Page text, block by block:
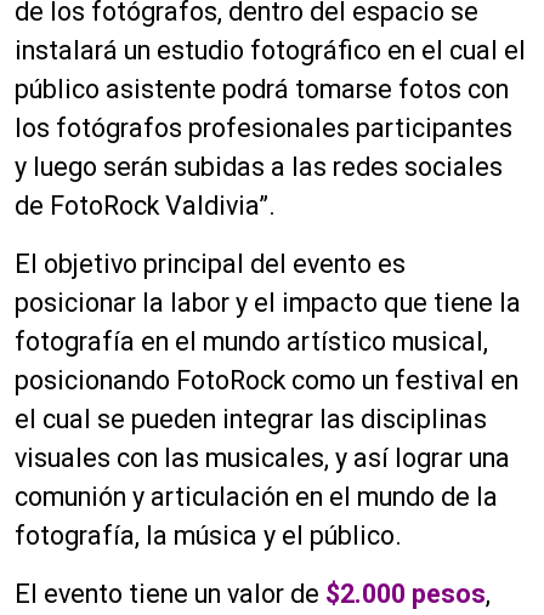
de los fotógrafos, dentro del espacio se
instalará un estudio fotográfico en el cual el
público asistente podrá tomarse fotos con
los fotógrafos profesionales participantes
y luego serán subidas a las redes sociales
de FotoRock Valdivia”.
El objetivo principal del evento es
posicionar la labor y el impacto que tiene la
fotografía en el mundo artístico musical,
posicionando FotoRock como un festival en
el cual se pueden integrar las disciplinas
visuales con las musicales, y así lograr una
comunión y articulación en el mundo de la
fotografía, la música y el público.
El evento tiene un valor de $2.000 pesos,